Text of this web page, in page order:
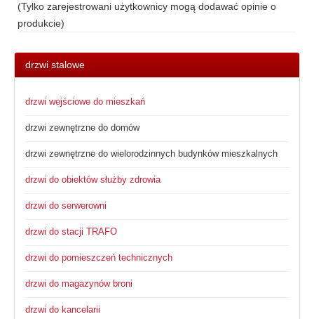
(Tylko zarejestrowani użytkownicy mogą dodawać opinie o
produkcie)
drzwi stalowe
drzwi wejściowe do mieszkań
drzwi zewnętrzne do domów
drzwi zewnętrzne do wielorodzinnych budynków mieszkalnych
drzwi do obiektów służby zdrowia
drzwi do serwerowni
drzwi do stacji TRAFO
drzwi do pomieszczeń technicznych
drzwi do magazynów broni
drzwi do kancelarii